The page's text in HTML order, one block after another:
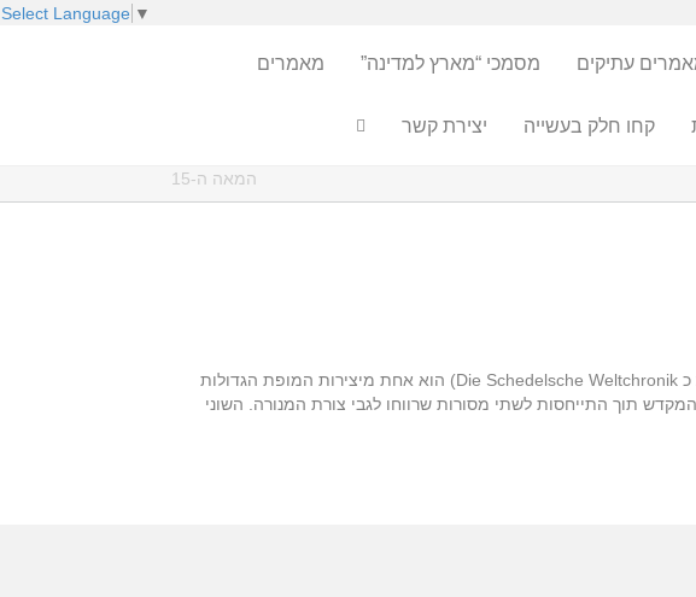
Select Language ▼
עתיקים מסמכי “מארץ למדינה” מאמרים
קחו חלק בעשייה יצירת קשר
המאה ה-15
ספרו של Schedel משנת 1493 Nuremberg Chronicle (שידוע בלטינית כ Liber Chronicarum ובגרמנית כ Die Schedelsche Weltchronik) הוא אחת מיצירות המופת הגדולות
תוך התייחסות לשתי מסורות שרווחו לגבי צורת המנורה. השוני